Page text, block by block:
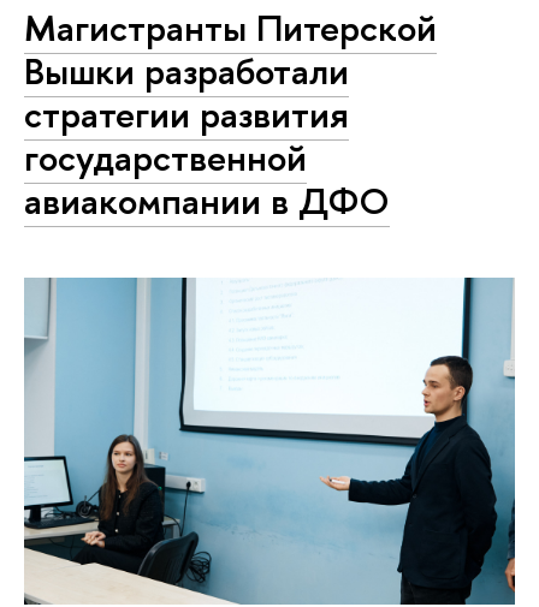
Магистранты Питерской
Вышки разработали
стратегии развития
государственной
авиакомпании в ДФО